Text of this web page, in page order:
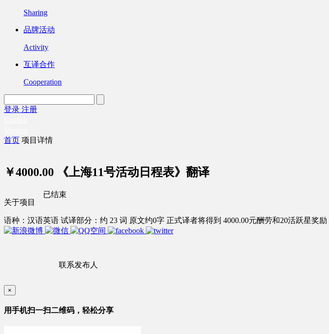
Sharing
品牌活动
Activity
互译合作
Cooperation
登录 注册
首页 项目详情
￥4000.00 《上海11号活动日程表》翻译
关于项目
语种：汉语英语 试译部分：约 23 词 原文约0字 正式译者将得到 4000.00元酬劳和20活跃星奖励
联系发布人
已结束
×
用手机扫一扫二维码，轻松分享